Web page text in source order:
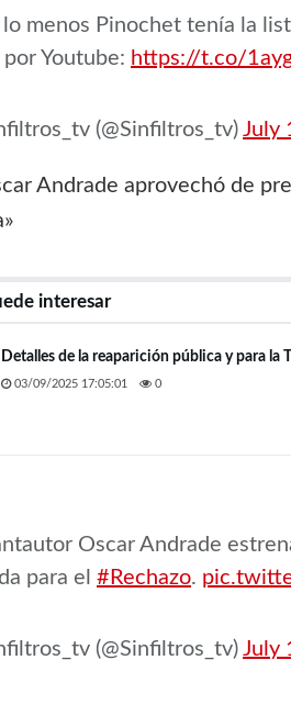
lo menos Pinochet tenía la
Youtube: https://t.co/
(@Sinfiltros_tv) July
Andrade aprovechó de
interesar
Detalles de la reaparición pública y para la
03/09/2025 17:05:01 0
Oscar Andrade
para el #Rechazo.
(@Sinfiltros_tv) July